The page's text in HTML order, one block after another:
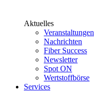
Aktuelles
Veranstaltungen
Nachrichten
Fiber Success
Newsletter
Spot ON
Wertstoffbörse
Services